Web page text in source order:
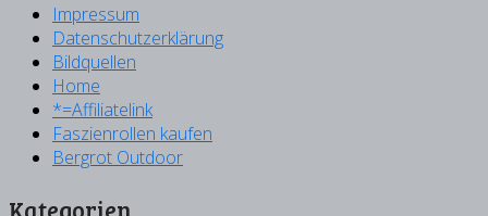
Impressum
Datenschutzerklärung
Bildquellen
Home
*=Affiliatelink
Faszienrollen kaufen
Bergrot Outdoor
Kategorien